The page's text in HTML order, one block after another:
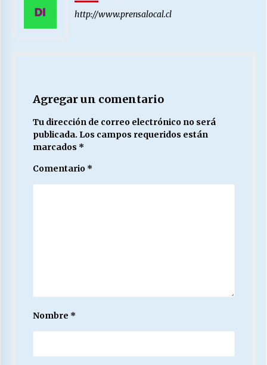
http://www.prensalocal.cl
Agregar un comentario
Tu dirección de correo electrónico no será
publicada. Los campos requeridos están
marcados *
Comentario *
Nombre *